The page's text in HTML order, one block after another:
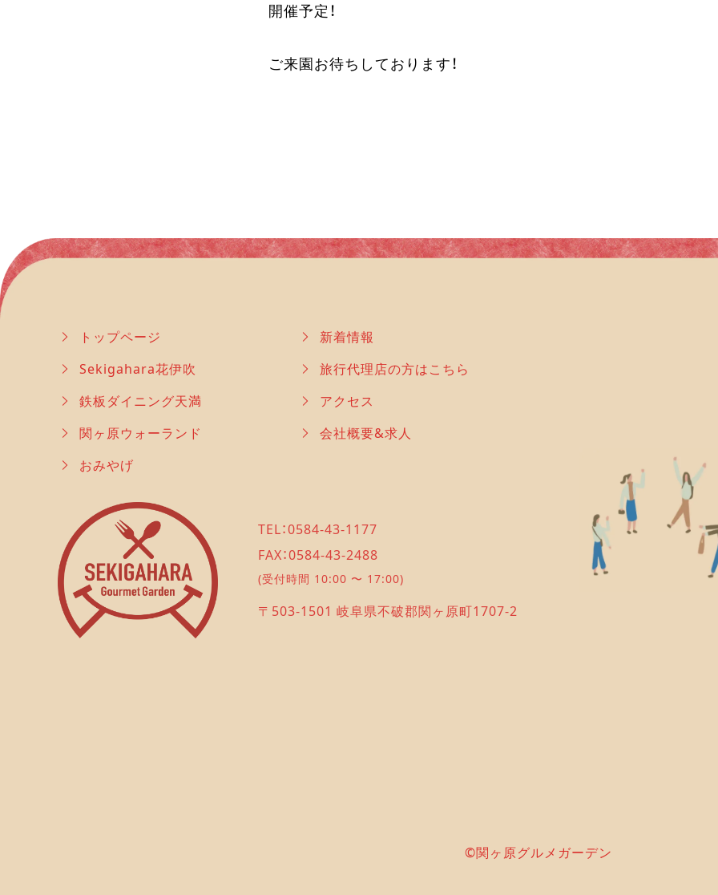
開催予定！
ご来園お待ちしております！
トップページ
Sekigahara花伊吹
鉄板ダイニング天満
関ヶ原ウォーランド
おみやげ
新着情報
旅行代理店の方はこちら
アクセス
会社概要&求人
TEL：0584-43-1177
FAX：0584-43-2488
(受付時間 10:00 〜 17:00)
〒503-1501 岐阜県不破郡関ヶ原町1707-2
©関ヶ原グルメガーデン